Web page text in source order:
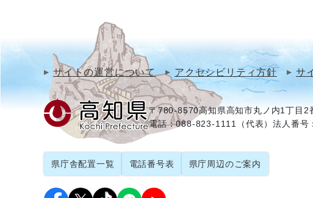
サイトの運営について アクセシビリティ方針 サ
〒780-8570高知県高知市丸ノ内1丁目2
電話：088-823-1111（代表）法人番号
県庁舎配置一覧 電話番号表 県庁周辺のご案内